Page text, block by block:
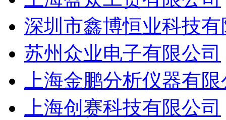
深圳市鑫博恒业科技
苏州众业电子有限公司
上海金鹏分析仪器有
上海创赛科技有限公司